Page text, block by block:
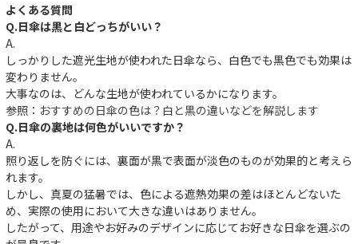
よくある質問
Q.日傘は黒と白どっちがいい？
A.
しっかりした遮光生地が使われた日傘なら、白色でも黒色でも効果は
変わりません。
大事なのは、どんな生地が使われているかになります。
参照： おすすめの日傘の色は？白と黒の違いなどを解説します
Q.日傘の裏地は何色がいいですか？
A.
照り返しを防ぐには、裏面が黒で表面が淡色のものが効果的と考えら
れます。
しかし、真夏の猛暑では、色による遮熱効果の差はほとんどないた
め、実際の使用において大きな違いはありません。
したがって、用途やお好みのデザインに応じてお好きな日傘を選ぶの